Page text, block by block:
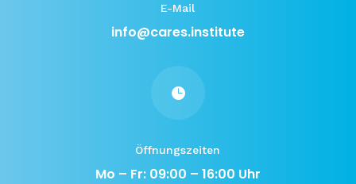
E-Mail
info@cares.institute

Öffnungszeiten
Mo – Fr: 09:00 – 16:00 Uhr